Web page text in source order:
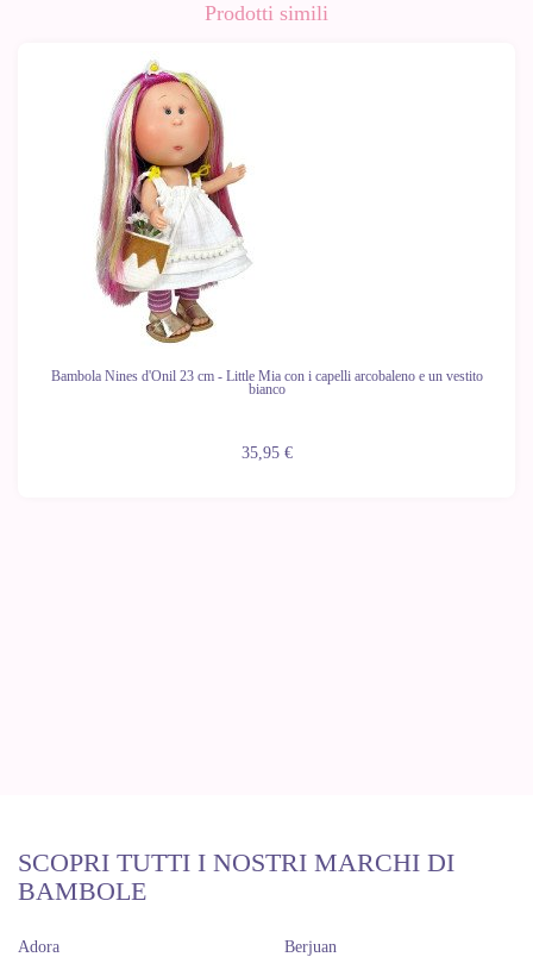
Prodotti simili
Bambola Nines d'Onil 23 cm - Little Mia con i capelli arcobaleno e un vestito
bianco
35,95 €
SCOPRI TUTTI I NOSTRI MARCHI DI
BAMBOLE
Adora
Berjuan